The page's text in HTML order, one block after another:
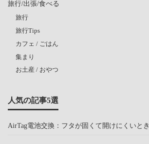
旅行/出張/食べる
旅行
旅行Tips
カフェ / ごはん
集まり
お土産 / おやつ
人気の記事5選
AirTag電池交換：フタが固くて開けにくいとき